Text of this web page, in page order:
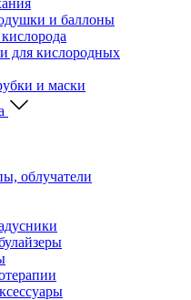
и баллоны
для кислородных
и маски
облучатели